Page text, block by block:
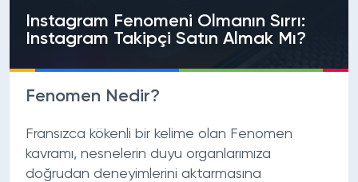
Instagram Fenomeni Olmanın Sırrı:
Instagram Takipçi Satın Almak Mı?
Fenomen Nedir?
Fransızca kökenli bir kelime olan Fenomen
kavramı, nesnelerin duyu organlarımıza
doğrudan deneyimlerini aktarmasına